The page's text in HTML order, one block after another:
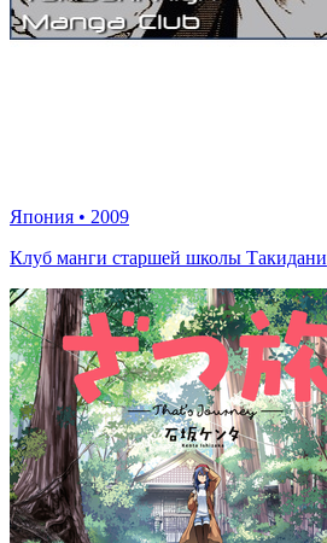
Япония • 2009
Клуб манги старшей школы Такидани